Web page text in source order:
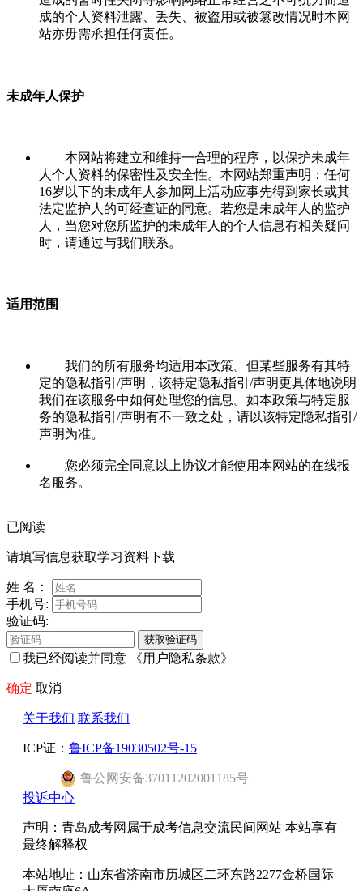
成的个人资料泄露、丢失、被盗用或被篡改情况时本网
站亦毋需承担任何责任。
未成年人保护
本网站将建立和维持一合理的程序，以保护未成年
人个人资料的保密性及安全性。本网站郑重声明：任何
16岁以下的未成年人参加网上活动应事先得到家长或其
法定监护人的可经查证的同意。若您是未成年人的监护
人，当您对您所监护的未成年人的个人信息有相关疑问
时，请通过与我们联系。
适用范围
我们的所有服务均适用本政策。但某些服务有其特
定的隐私指引/声明，该特定隐私指引/声明更具体地说明
我们在该服务中如何处理您的信息。如本政策与特定服
务的隐私指引/声明有不一致之处，请以该特定隐私指引/
声明为准。
您必须完全同意以上协议才能使用本网站的在线报
名服务。
已阅读
请填写信息获取学习资料下载
姓 名：
手机号:
验证码:
获取验证码
我已经阅读并同意 《用户隐私条款》
确定 取消
关于我们 联系我们
ICP证： 鲁ICP备19030502号-15
鲁公网安备37011202001185号
投诉中心
声明：青岛成考网属于成考信息交流民间网站 本站享有
最终解释权
本站地址：山东省济南市历城区二环东路2277金桥国际